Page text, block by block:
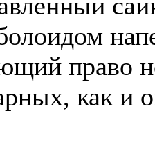
право
как и